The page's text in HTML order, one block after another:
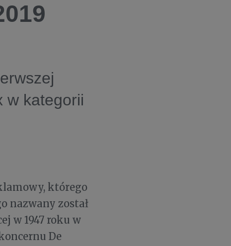
w kategorii
którego
nazwany został
w 1947 roku w
De